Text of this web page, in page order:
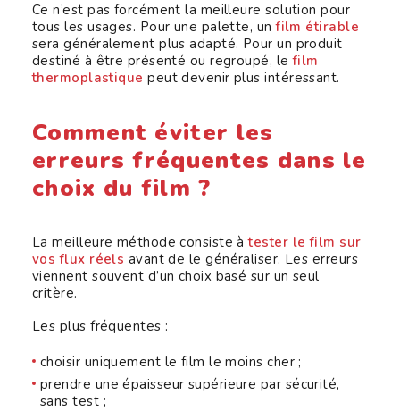
Ce n’est pas forcément la meilleure solution pour
tous les usages. Pour une palette, unfilm étirable
sera généralement plus adapté. Pour un produit
destiné à être présenté ou regroupé, lefilm
thermoplastique peut devenir plus intéressant.
Comment éviter les
erreurs fréquentes dans le
choix du film ?
La meilleure méthode consiste àtester le film sur
vos flux réels avant de le généraliser. Les erreurs
viennent souvent d’un choix basé sur un seul
critère.
Les plus fréquentes :
choisir uniquement le film le moins cher ;
prendre une épaisseur supérieure par sécurité,
sans test ;